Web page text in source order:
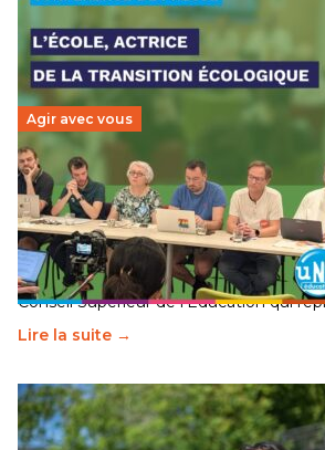
Agir avec vous
Transition écologique de
Éducation fait bouger les lignes
30 juin 2026-National
Pendant plusieurs mois, un groupe de
travaillé sur la transition écologique de
Conseil Supérieur de l’Éducation qui
Lire la suite →